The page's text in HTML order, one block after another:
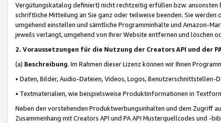
Vergütungskatalog definiert) nicht rechtzeitig erfüllen bzw. ansonsten
schriftliche Mitteilung an Sie ganz oder teilweise beenden. Sie werden
umgehend einstellen und sämtliche Programminhalte und Amazon-
jeweils verlangt, umgehend von Ihrer Website entfernen und löschen
2. Voraussetzungen für die Nutzung der Creators API und der
(a) Beschreibung. Im Rahmen dieser Lizenz können wir Ihnen
• Daten, Bilder, Audio-Dateien, Videos, Logos, Benutzerschnittstellen-
• Textmaterialien, wie beispielsweise Produktinformationen in
Neben den vorstehenden Produktwerbungsinhalten und dem Zugriff
Zusammenhang mit Creators API und PA API Musterquellcodes und